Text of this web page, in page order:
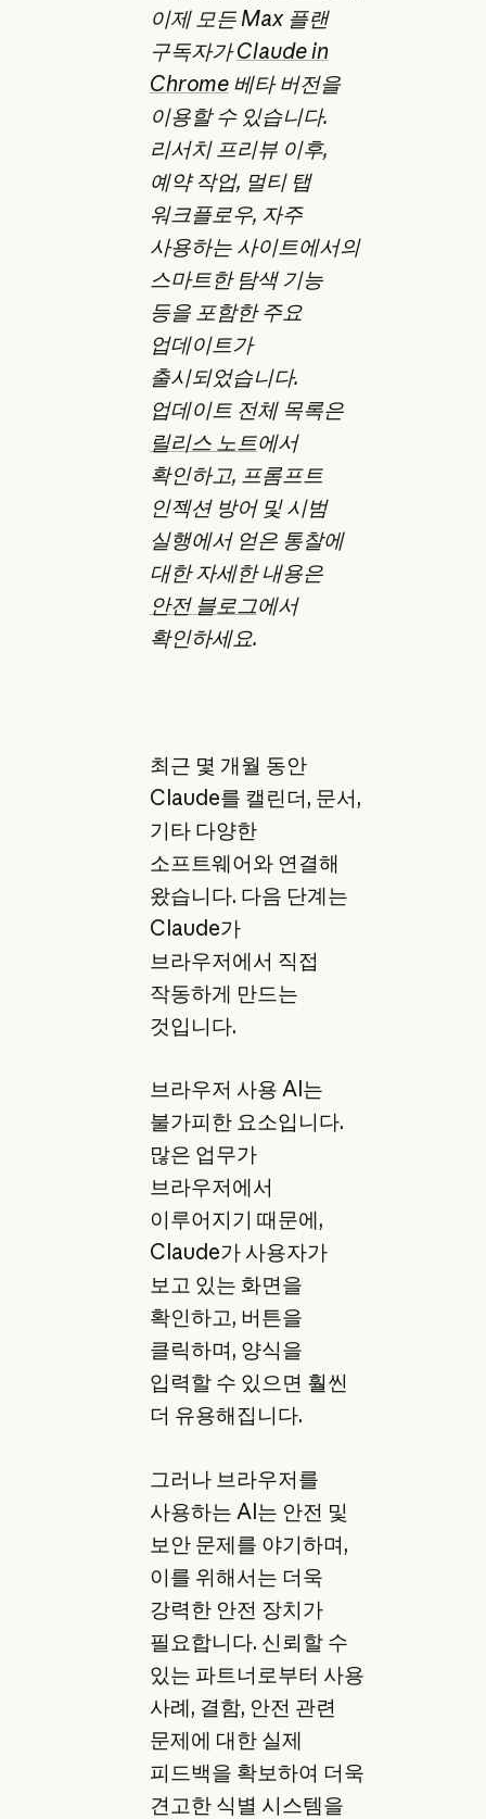
이제 모든 Max 플랜
구독자가Claude in
Chrome베타 버전을
이용할 수 있습니다.
리서치 프리뷰 이후,
예약 작업, 멀티 탭
워크플로우, 자주
사용하는 사이트에서의
스마트한 탐색 기능
등을 포함한 주요
업데이트가
출시되었습니다.
업데이트 전체 목록은
릴리스 노트에서
확인하고, 프롬프트
인젝션 방어 및 시범
실행에서 얻은 통찰에
대한 자세한 내용은
안전 블로그에서
확인하세요.
최근 몇 개월 동안
Claude를 캘린더, 문서,
기타 다양한
소프트웨어와 연결해
왔습니다. 다음 단계는
Claude가
브라우저에서 직접
작동하게 만드는
것입니다.
브라우저 사용 AI는
불가피한 요소입니다.
많은 업무가
브라우저에서
이루어지기 때문에,
Claude가 사용자가
보고 있는 화면을
확인하고, 버튼을
클릭하며, 양식을
입력할 수 있으면 훨씬
더 유용해집니다.
그러나 브라우저를
사용하는 AI는 안전 및
보안 문제를 야기하며,
이를 위해서는 더욱
강력한 안전 장치가
필요합니다. 신뢰할 수
있는 파트너로부터 사용
사례, 결함, 안전 관련
문제에 대한 실제
피드백을 확보하여 더욱
견고한 식별 시스템을